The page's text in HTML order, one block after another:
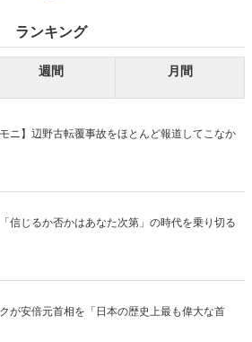
ランキング
週間 月間
モニ】辺野古転覆事故をほとんど報道してこなか
「信じるか否かはあなた次第」の時代を乗り切る
が安倍元首相を「日本の歴史上最も偉大な首